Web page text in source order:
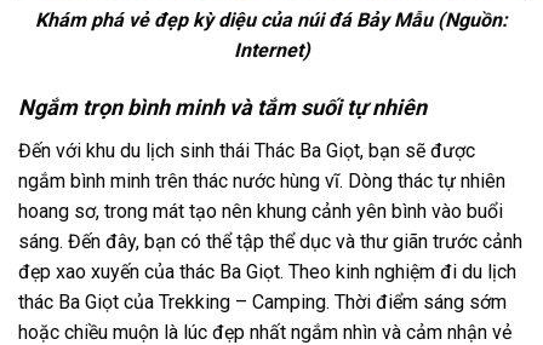
Khám phá vẻ đẹp kỳ diệu của núi đá Bảy Mẫu (Nguồn:
Internet)
Ngắm trọn bình minh và tắm suối tự nhiên
Đến với khu du lịch sinh thái Thác Ba Giọt, bạn sẽ được
ngắm bình minh trên thác nước hùng vĩ. Dòng thác tự nhiên
hoang sơ, trong mát tạo nên khung cảnh yên bình vào buổi
sáng. Đến đây, bạn có thể tập thể dục và thư giãn trước cảnh
đẹp xao xuyến của thác Ba Giọt. Theo kinh nghiệm đi du lịch
thác Ba Giọt của Trekking – Camping. Thời điểm sáng sớm
hoặc chiều muộn là lúc đẹp nhất ngắm nhìn và cảm nhận vẻ